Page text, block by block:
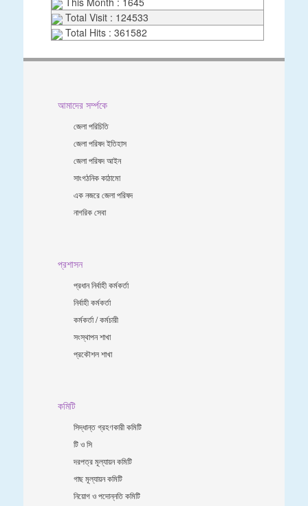
Total Visit : 124533
Total Hits : 361582
আমাদের সর্ম্পকে
জেলা পরিচিতি
জেলা পরিষদ ইতিহাস
জেলা পরিষদ আইন
সাংগঠনিক কাঠামো
এক নজরে জেলা পরিষদ
নাগরিক সেবা
প্রশাসন
প্রধান নির্বাহী কর্মকর্তা
নির্বাহী কর্মকর্তা
কর্মকর্তা / কর্মচারী
সংস্থাপন শাখা
প্রকৌশল শাখা
কমিটি
সিদ্ধান্ত গ্রহণকারী কমিটি
টি ও সি
দরপত্র মূল্যায়ন কমিটি
গাছ মূল্যায়ন কমিটি
নিয়োগ ও পদোন্নতি কমিটি